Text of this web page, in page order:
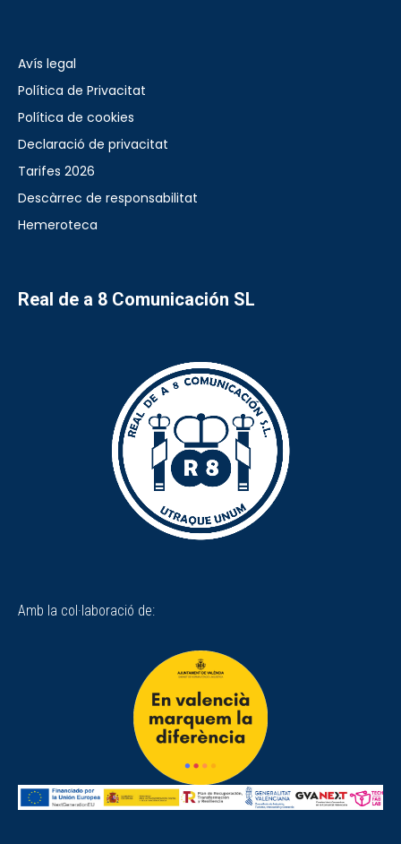
Avís legal
Política de Privacitat
Política de cookies
Declaració de privacitat
Tarifes 2026
Descàrrec de responsabilitat
Hemeroteca
Real de a 8 Comunicación SL
Amb la col·laboració de: